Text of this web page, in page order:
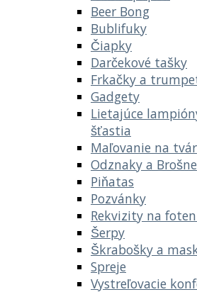
Beer Bong
Bublifuky
Čiapky
Darčekové tašky
Frkačky a
Gadgety
Lietajúce
šťastia
Maľovanie na tvár
Odznaky a Brošne
Piňatas
Pozvánky
Rekvizity na
Šerpy
Škrabošky a
Spreje
Vystreľovacie